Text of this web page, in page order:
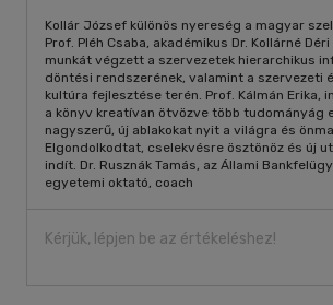
Kollár József különös nyereség a magyar
Prof. Pléh Csaba, akadémikus Dr. Kollárné
munkát végzett a szervezetek hierarchikus
döntési rendszerének, valamint a szervezeti
kultúra fejlesztése terén. Prof. Kálmán Erika,
a könyv kreatívan ötvözve több tudományág
nagyszerű, új ablakokat nyit a világra és
Elgondolkodtat, cselekvésre ösztönöz és új
indít. Dr. Rusznák Tamás, az Állami
egyetemi oktató, coach
Kérjük, lépjen be az értékeléshez!